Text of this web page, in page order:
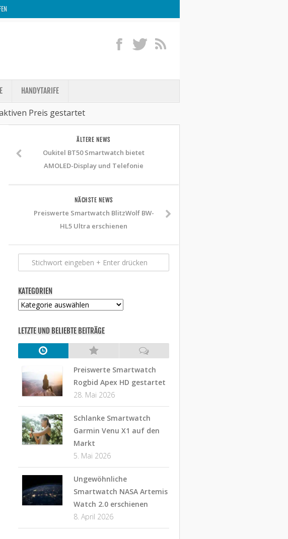
HANDYTARIFE
Preis gestartet
ÄLTERE NEWS
Oukitel BT50 Smartwatch bietet
AMOLED-Display und Telefonie
NÄCHSTE NEWS
Preiswerte Smartwatch BlitzWolf BW-
HL5 Ultra erschienen
KATEGORIEN
Kategorien
LETZTE UND BELIEBTE BEITRÄGE
Preiswerte Smartwatch
Rogbid Apex HD gestartet
28. Mai 2026
Schlanke Smartwatch
Garmin Venu X1 auf den
Markt
5. Mai 2026
Ungewöhnliche
Smartwatch NASA Artemis
Watch 2.0 erschienen
8. April 2026